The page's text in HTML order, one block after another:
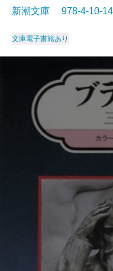
新潮文庫 978-4-10-
文庫電子書籍あり